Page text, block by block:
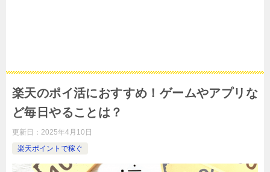
楽天のポイ活におすすめ！ゲームやアプリな
ど毎日やることは？
更新日： 2025年4月10日
楽天ポイントで稼ぐ